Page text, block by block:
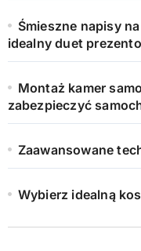
Śmieszne napisy
idealny duet
Montaż kamer
zabezpieczyć
Zaawansowane
Wybierz idealną